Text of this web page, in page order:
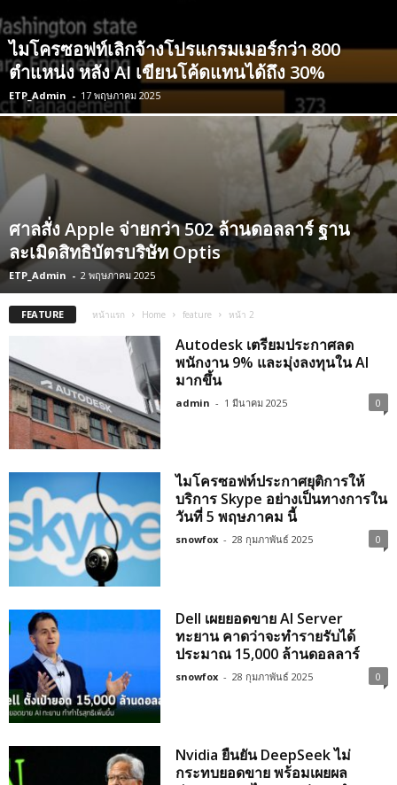
ไมโครซอฟท์เลิกจ้างโปรแกรมเมอร์กว่า 800
ตำแหน่ง หลัง AI เขียนโค้ดแทนได้ถึง 30%
ETP_Admin - 17 พฤษภาคม 2025
ศาลสั่ง Apple จ่ายกว่า 502 ล้านดอลลาร์ ฐาน
ละเมิดสิทธิบัตรบริษัท Optis
ETP_Admin - 2 พฤษภาคม 2025
FEATURE หน้าแรก Home feature หน้า 2
Autodesk เตรียมประกาศลด
พนักงาน 9% และมุ่งลงทุนใน AI
มากขึ้น
admin - 1 มีนาคม 2025 0
ไมโครซอฟท์ประกาศยุติการให้
บริการ Skype อย่างเป็นทางการใน
วันที่ 5 พฤษภาคม นี้
snowfox - 28 กุมภาพันธ์ 2025 0
Dell เผยยอดขาย AI Server
ทะยาน คาดว่าจะทำรายรับได้
ประมาณ 15,000 ล้านดอลลาร์
snowfox - 28 กุมภาพันธ์ 2025 0
Nvidia ยืนยัน DeepSeek ไม่
กระทบยอดขาย พร้อมเผยผล